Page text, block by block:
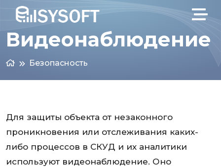
Видеонаблюдение
Безопасность
Для защиты объекта от незаконного
проникновения или отслеживания каких-
либо процессов в СКУД и их аналитики
используют видеонаблюдение. Оно